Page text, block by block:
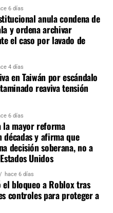
los delitos ya fueron
fortalecer los sistemas
tecnológicos más
independientes.
el ingreso a la
la legitimidad de una
confianza y representar
la delincuencia.
6 días
anula condena de
y ordena archivar
el caso por lavado de
4 días
en Taiwán por escándalo
reaviva tensión
6 días
la mayor reforma
décadas y afirma que
decisión soberana, no a
Unidos
hace 6 días
el bloqueo a Roblox tras
controles para proteger a